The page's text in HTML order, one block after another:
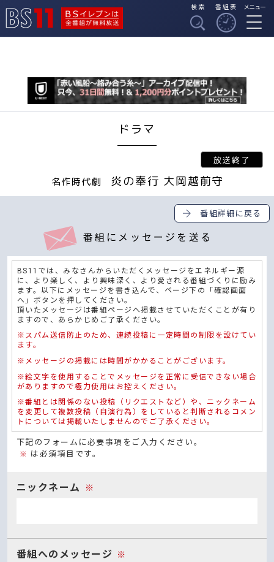
BSイレブンは全番組
検索 番組表 メニュー
ドラマ
名作時代劇 炎の奉行 大岡越前守
番組詳細に戻る
番組にメッセージを送る
BS11では、みなさんからいただくメッセージをエネルギー源
に、より楽しく、より興味深く、より愛される番組づくりに励み
ます。以下にメッセージを書き込んで、ページ下の「確認画面
へ」ボタンを押してください。
頂いたメッセージは番組ページへ掲載させていただくことが有り
ますので、あらかじめご了承ください。
※スパム送信防止のため、連続投稿に一定時間の制限を設けてい
ます。
※メッセージの掲載には時間がかかることがございます。
※絵文字を使用することでメッセージを正常に受信できない場合
がありますので極力使用はお控えください。
※番組とは関係のない投稿（リクエストなど）や、ニックネーム
を変更して複数投稿（自演行為）をしていると判断されるコメン
トについては掲載いたしませんのでご了承ください。
下記のフォームに必要事項をご入力ください。
※ は必須項目です。
ニックネーム ※
番組へのメッセージ ※